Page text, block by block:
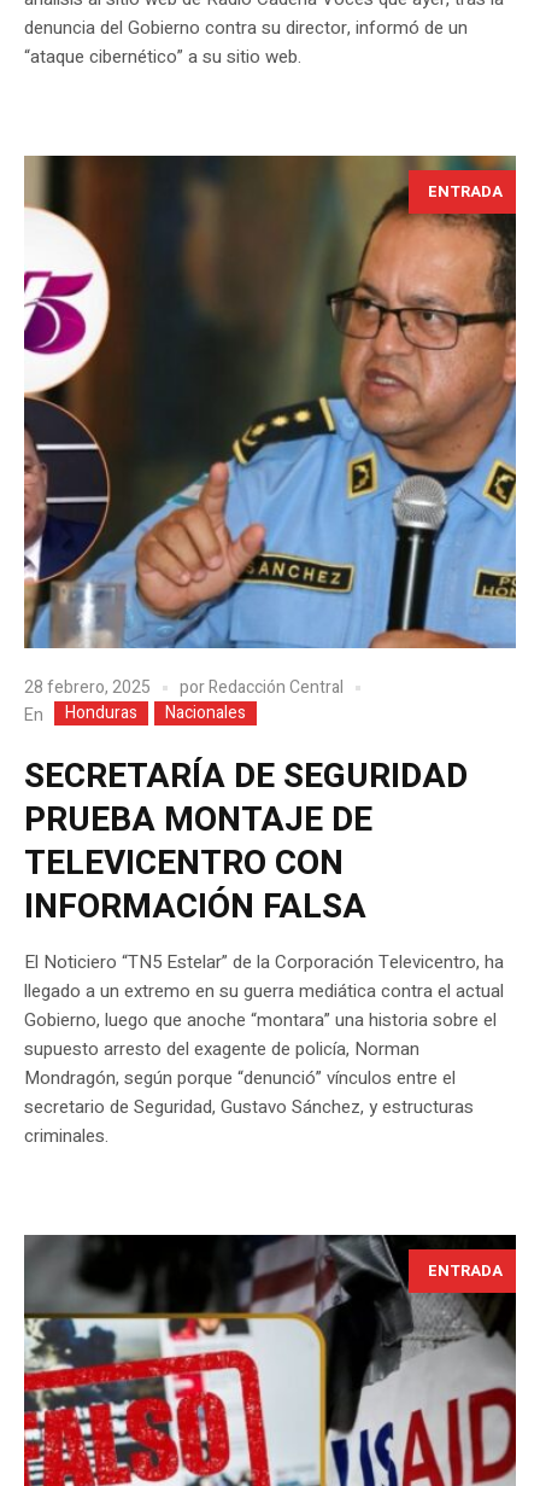
denuncia del Gobierno contra su director, informó de un
“ataque cibernético” a su sitio web.
ENTRADA
28 febrero, 2025 porRedacción Central
En
Honduras Nacionales
SECRETARÍA DE SEGURIDAD
PRUEBA MONTAJE DE
TELEVICENTRO CON
INFORMACIÓN FALSA
El Noticiero “TN5 Estelar” de la Corporación Televicentro, ha
llegado a un extremo en su guerra mediática contra el actual
Gobierno, luego que anoche “montara” una historia sobre el
supuesto arresto del exagente de policía, Norman
Mondragón, según porque “denunció” vínculos entre el
secretario de Seguridad, Gustavo Sánchez, y estructuras
criminales.
ENTRADA